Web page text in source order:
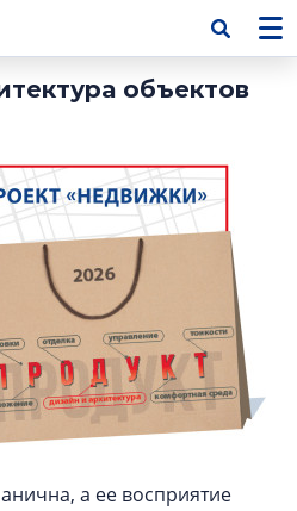
объектов
а ее восприятие